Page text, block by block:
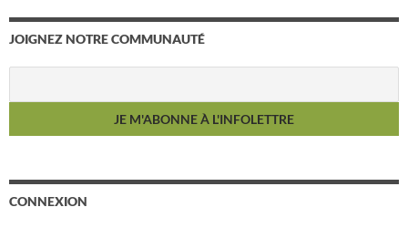
JOIGNEZ NOTRE COMMUNAUTÉ
CONNEXION